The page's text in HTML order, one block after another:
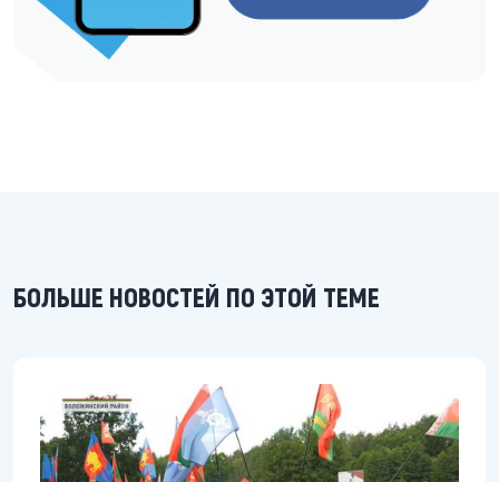
БОЛЬШЕ НОВОСТЕЙ ПО ЭТОЙ ТЕМЕ